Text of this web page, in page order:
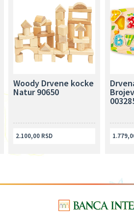
Woody Drvene kocke
Natur 90650
2.100,00 RSD